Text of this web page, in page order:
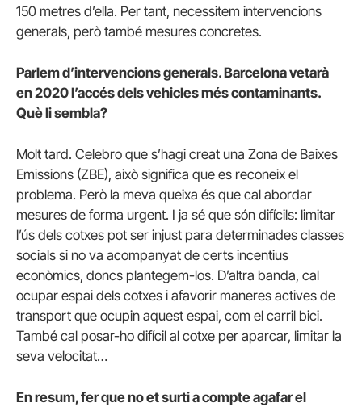
150 metres d’ella. Per tant, necessitem intervencions
generals, però també mesures concretes.
Parlem d’intervencions generals. Barcelona vetarà
en 2020 l’accés dels vehicles més contaminants.
Què li sembla?
Molt tard. Celebro que s’hagi creat una Zona de Baixes
Emissions (ZBE), això significa que es reconeix el
problema. Però la meva queixa és que cal abordar
mesures de forma urgent. I ja sé que són difícils: limitar
l’ús dels cotxes pot ser injust para determinades classes
socials si no va acompanyat de certs incentius
econòmics, doncs plantegem-los. D’altra banda, cal
ocupar espai dels cotxes i afavorir maneres actives de
transport que ocupin aquest espai, com el carril bici.
També cal posar-ho difícil al cotxe per aparcar, limitar la
seva velocitat…
En resum, fer que no et surti a compte agafar el